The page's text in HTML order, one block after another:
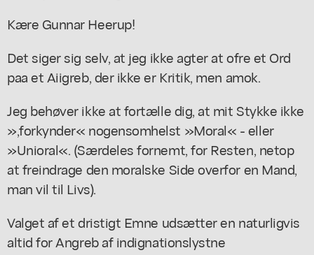
Kære Gunnar Heerup!
Det siger sig selv, at jeg ikke agter at ofre et Ord
paa et Aiigreb, der ikke er Kritik, men amok.
Jeg behøver ikke at fortælle dig, at mit Stykke ikke
»,forkynder« nogensomhelst »Moral« - eller
»Unioral«. (Særdeles fornemt, for Resten, netop
at freindrage den moralske Side overfor en Mand,
man vil til Livs).
Valget af et dristigt Emne udsætter en naturligvis
altid for Angreb af indignationslystne